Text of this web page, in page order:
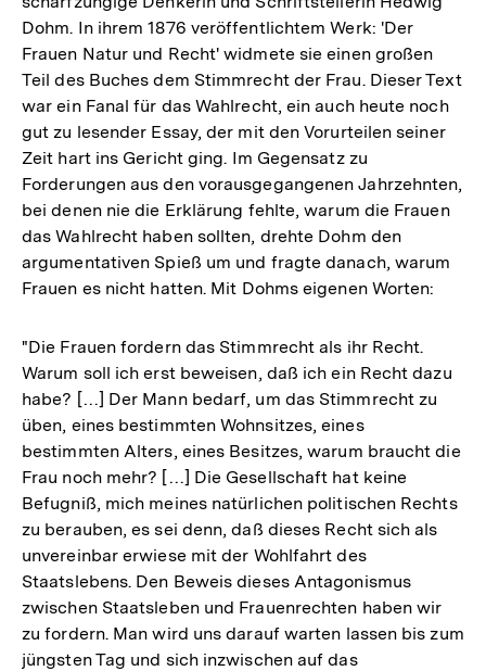
Dohm. In ihrem 1876 veröffentlichtem Werk: 'Der
Frauen Natur und Recht' widmete sie einen großen
Teil des Buches dem Stimmrecht der Frau. Dieser Text
war ein Fanal für das Wahlrecht, ein auch heute noch
gut zu lesender Essay, der mit den Vorurteilen seiner
Zeit hart ins Gericht ging. Im Gegensatz zu
Forderungen aus den vorausgegangenen Jahrzehnten,
bei denen nie die Erklärung fehlte, warum die Frauen
das Wahlrecht haben sollten, drehte Dohm den
argumentativen Spieß um und fragte danach, warum
Frauen es nicht hatten. Mit Dohms eigenen Worten:
"Die Frauen fordern das Stimmrecht als ihr Recht.
Warum soll ich erst beweisen, daß ich ein Recht dazu
habe? […] Der Mann bedarf, um das Stimmrecht zu
üben, eines bestimmten Wohnsitzes, eines
bestimmten Alters, eines Besitzes, warum braucht die
Frau noch mehr? […] Die Gesellschaft hat keine
Befugniß, mich meines natürlichen politischen Rechts
zu berauben, es sei denn, daß dieses Recht sich als
unvereinbar erwiese mit der Wohlfahrt des
Staatslebens. Den Beweis dieses Antagonismus
zwischen Staatsleben und Frauenrechten haben wir
zu fordern. Man wird uns darauf warten lassen bis zum
jüngsten Tag und sich inzwischen auf das